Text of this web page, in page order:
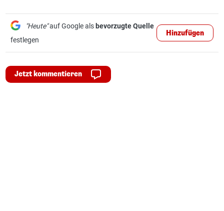
"Heute"auf Google als bevorzugte Quelle
festlegen
Hinzufügen
Jetzt kommentieren